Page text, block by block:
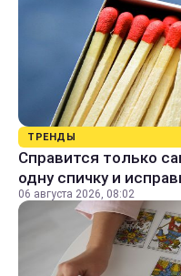
ТРЕНДЫ
Справится только
одну спичку и
06 августа 2026, 08:02